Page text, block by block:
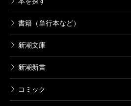
書籍（単行本など）
新潮文庫
新潮新書
コミック